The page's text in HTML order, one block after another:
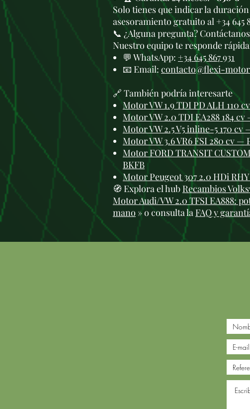
Solo tienes que indicar la
asesoramiento gratuito al +34 645
📞 ¿Alguna pregunta? Contáctanos
Nuestro equipo te responde
💬 WhatsApp: +34 645 867 931
📧 Email: contacto@flexi-
🔗 También podría interesarte
Motor VW 1.9 TDI PD ALH 110
Motor VW 2.0 TDI EA288 184
Motor VW 2.5 V5 inline-5 170 cv
Motor VW 3.6 VR6 FSI 280 cv —
Motor FORD TRANSIT
BKFB
Motor Peugeot 307 2.0 HDi
🧭 Explora el hub Recambios
Motor Audi/VW 2.0 TFSI EA888:
mano » o consulta la FAQ y